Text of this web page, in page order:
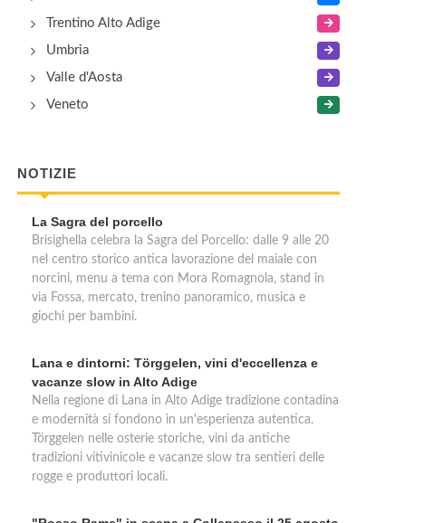
Trentino Alto Adige
Umbria
Valle d'Aosta
Veneto
NOTIZIE
La Sagra del porcello
Brisighella celebra la Sagra del Porcello: dalle 9 alle 20
nel centro storico antica lavorazione del maiale con
norcini, menu a tema con Mora Romagnola, stand in
via Fossa, mercato, trenino panoramico, musica e
giochi per bambini.
Lana e dintorni: Törggelen, vini d'eccellenza e
vacanze slow in Alto Adige
Nella regione di Lana in Alto Adige tradizione contadina
e modernità si fondono in un'esperienza autentica.
Törggelen nelle osterie storiche, vini da antiche
tradizioni vitivinicole e vacanze slow tra sentieri delle
rogge e produttori locali.